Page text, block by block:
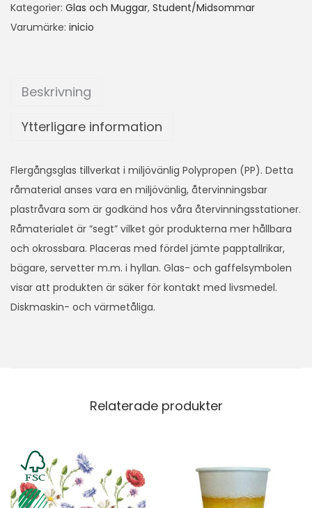
Kategorier: Glas och Muggar, Student/Midsommar
Varumärke: inicio
Beskrivning
Ytterligare information
Flergångsglas tillverkat i miljövänlig Polypropen (PP). Detta
råmaterial anses vara en miljövänlig, återvinningsbar
plastråvara som är godkänd hos våra återvinningsstationer.
Råmaterialet är ”segt” vilket gör produkterna mer hållbara
och okrossbara. Placeras med fördel jämte papptallrikar,
bägare, servetter m.m. i hyllan. Glas- och gaffelsymbolen
visar att produkten är säker för kontakt med livsmedel.
Diskmaskin- och värmetåliga.
Relaterade produkter